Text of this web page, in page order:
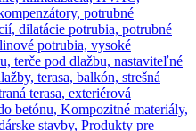
potrubné
dilatácie potrubia, potrubné
potrubia, vysoké
terče pod dlažbu, nastaviteľné
terasa, balkón, strešná
terasa, exteriérová
betónu, Kompozitné materiály,
stavby, Produkty pre